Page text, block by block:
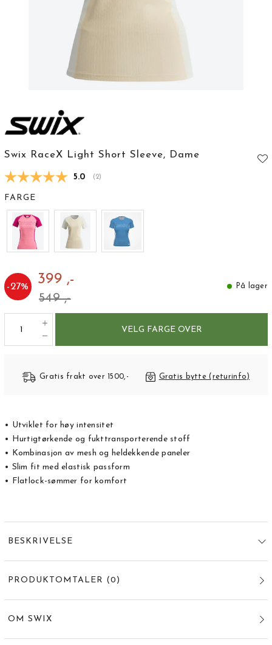
Swix RaceX Light Short Sleeve, Dame
Gjennomsnittskarakter:
5.0 (stemmer:
2)
FARGE
-27% 399 ,-
549 ,-
På lager
VELG FARGE OVER
Gratis frakt over 1500,- Gratis bytte (returinfo)
• Utviklet for høy intensitet
• Hurtigtørkende og fukttransporterende stoff
• Kombinasjon av mesh og heldekkende paneler
• Slim fit med elastisk passform
• Flatlock-sømmer for komfort
BESKRIVELSE
PRODUKTOMTALER (0 )
OM SWIX